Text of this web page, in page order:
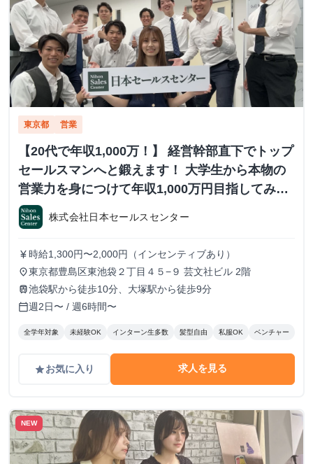
東京都 営業
【20代で年収1,000万！】 経営幹部直下でトップ
セールスマンへと鍛えます！ 大学生から本物の
営業力を身につけて年収1,000万円目指してみま
せんか？ ※当社直結内定あり #学歴不問 #未経験
可 #1.2年生可 - 株式会社日本セールスセンター
の長期・有給インターンシップ
株式会社日本セールスセンター
currency_yen 時給1,300円〜2,000円（インセンティブあり）
place東京都豊島区東池袋２丁目４５−９ 芸文社ビル 2階
train池袋駅から徒歩10分、大塚駅から徒歩9分
calendar_today週2日〜 / 週6時間〜
全学年対象 未経験OK インターン生多数 髪型自由 私服OK ベンチャー
gradeお気に入り 求人を見る
NEW